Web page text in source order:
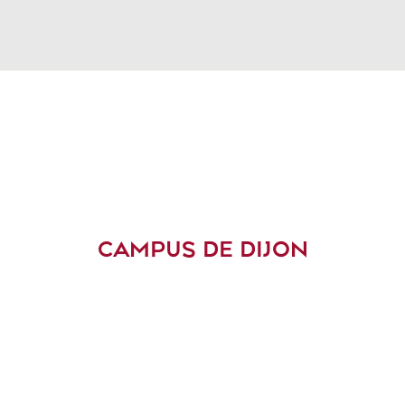
CAMPUS DE DIJON